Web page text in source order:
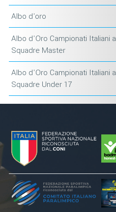
Albo d'oro
Albo d'Oro Campionati Italiani a
Squadre Master
Albo d'Oro Campionati Italiani a
Squadre Under 17